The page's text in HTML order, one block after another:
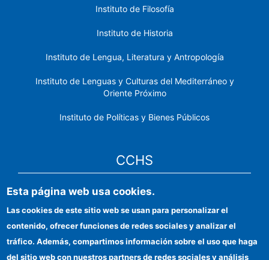
Instituto de Filosofía
Instituto de Historia
Instituto de Lengua, Literatura y Antropología
Instituto de Lenguas y Culturas del Mediterráneo y
Oriente Próximo
Instituto de Políticas y Bienes Públicos
CCHS
Sede electrónica CSIC
Identidad institucional
Información para proveedores
Esta página web usa cookies.
Las cookies de este sitio web se usan para personalizar el
contenido, ofrecer funciones de redes sociales y analizar el
tráfico. Además, compartimos información sobre el uso que haga
del sitio web con nuestros partners de redes sociales y análisis